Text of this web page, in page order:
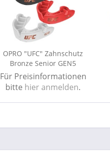
OPRO "UFC" Zahnschutz
Bronze Senior GEN5
Für Preisinformationen
bitte hier anmelden.